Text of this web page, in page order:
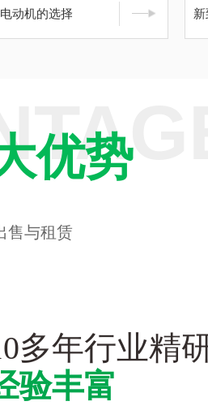
动机的选择
优势
售与租赁
多年行业精
验丰富